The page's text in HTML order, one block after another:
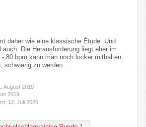
daher wie eine klassische Étude. Und
Die Herausforderung liegt eher im
80 bpm kann man noch locker mithalten.
zu werden...
August 2019
2019
12. Juli 2020